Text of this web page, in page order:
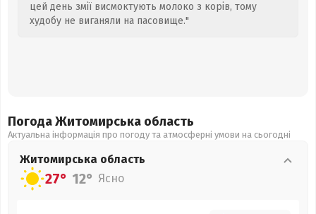
цей день змії висмоктують молоко з корів, тому
худобу не виганяли на пасовище."
Погода Житомирська область
Актуальна інформація про погоду та атмосферні умови на сьогодні
Житомирська область
27° 12° Ясно